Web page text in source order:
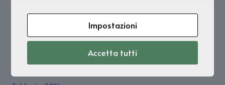
Giugno 2026
Impostazioni
Accetta tutti